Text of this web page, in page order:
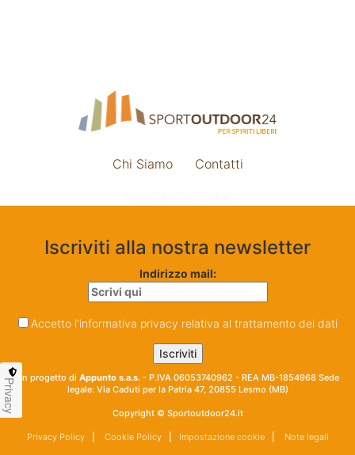
Chi Siamo Contatti
Iscriviti alla nostra newsletter
Indirizzo mail:
Accetto l'informativa privacy relativa al trattamento dei dati
Un progetto di Appunto s.a.s. - P.IVA 06053740962 - REA MB-1854968 Sede
legale: Via Caduti per la Patria 47, 20855 Lesmo (MB)
Copyright © Sportoutdoor24.it
Privacy Policy| Cookie Policy| Impostazione cookie| Note legali
Privacy